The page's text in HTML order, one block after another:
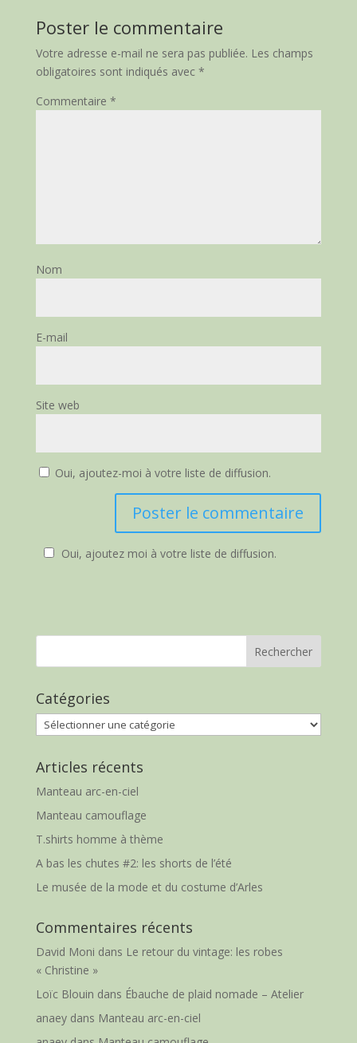
Poster le commentaire
Votre adresse e-mail ne sera pas publiée. Les champs
obligatoires sont indiqués avec *
Commentaire *
Nom
E-mail
Site web
Oui, ajoutez-moi à votre liste de diffusion.
Oui, ajoutez moi à votre liste de diffusion.
Catégories
Catégories
Articles récents
Manteau arc-en-ciel
Manteau camouflage
T.shirts homme à thème
A bas les chutes #2: les shorts de l’été
Le musée de la mode et du costume d’Arles
Commentaires récents
David Moni dans Le retour du vintage: les robes
« Christine »
Loïc Blouin dans Ébauche de plaid nomade – Atelier
anaeydans Manteau arc-en-ciel